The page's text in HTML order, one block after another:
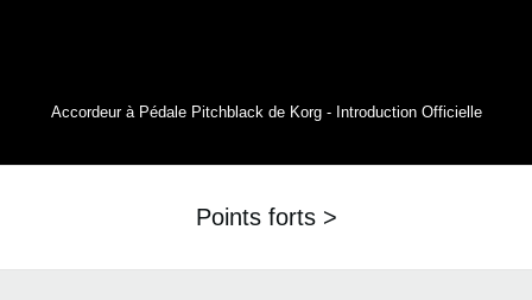
Accordeur à Pédale Pitchblack de Korg - Introduction Officielle
Points forts >